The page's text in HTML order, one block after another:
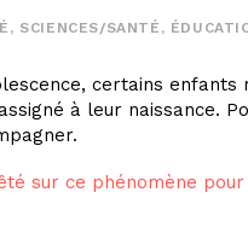
, SCIENCES/SANTÉ ,
certains
à leur naissance.
sur ce phénomène